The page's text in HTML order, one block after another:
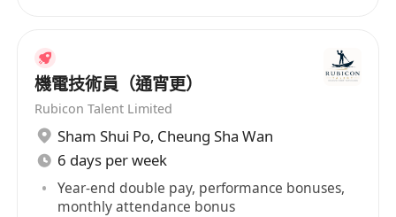
序。
須為香港永久性居民或持有合法於香港工作的有
效許可（如受養人簽證、IANG、輸入勞工計劃
等），能於星期一至六每日08:30–18:00穩定出
勤。
機電技術員（通宵更）
Rubicon Talent Limited
Sham Shui Po, Cheung Sha Wan
6 days per week
Year-end double pay, performance bonuses,
monthly attendance bonus